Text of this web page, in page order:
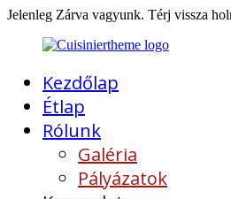
Jelenleg Zárva vagyunk. Térj vissza
Kezdőlap
Étlap
Rólunk
Galéria
Pályázatok